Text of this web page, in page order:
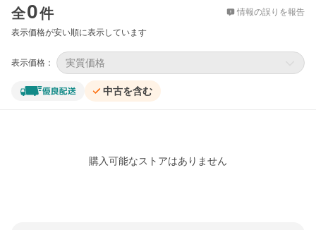
全0件 情報の誤りを報告
表示価格が安い順に表示しています
表示価格： 実質価格
中古を含む
購入可能なストアはありません